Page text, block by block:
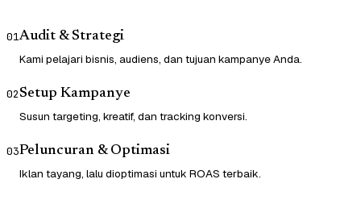
01Audit & Strategi
Kami pelajari bisnis, audiens, dan tujuan kampanye Anda.
02Setup Kampanye
Susun targeting, kreatif, dan tracking konversi.
03Peluncuran & Optimasi
Iklan tayang, lalu dioptimasi untuk ROAS terbaik.